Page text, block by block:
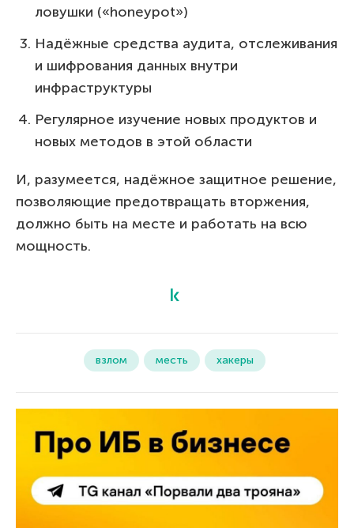
ловушки («honeypot»)
Надёжные средства аудита, отслеживания
и шифрования данных внутри
инфраструктуры
Регулярное изучение новых продуктов и
новых методов в этой области
И, разумеется, надёжное защитное решение,
позволяющие предотвращать вторжения,
должно быть на месте и работать на всю
мощность.
взлом месть хакеры